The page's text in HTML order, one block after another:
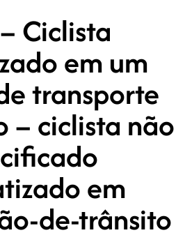
Ciclista
em um
transporte
– ciclista não
em
de-trânsito